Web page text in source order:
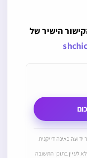
הוא: 132707 והקישור הישיר של
כאינה דייקנית
לעיין בתוכן התשובה